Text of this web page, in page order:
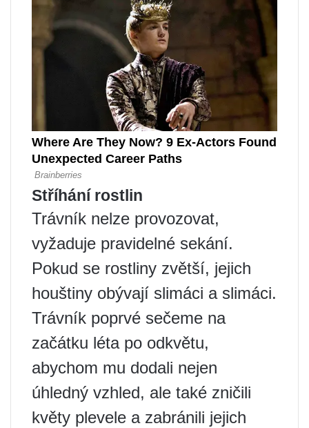
Stříhání rostlin
Trávník nelze provozovat,
vyžaduje pravidelné sekání.
Pokud se rostliny zvětší, jejich
houštiny obývají slimáci a slimáci.
Trávník poprvé sečeme na
začátku léta po odkvětu,
abychom mu dodali nejen
úhledný vzhled, ale také zničili
květy plevele a zabránili jejich